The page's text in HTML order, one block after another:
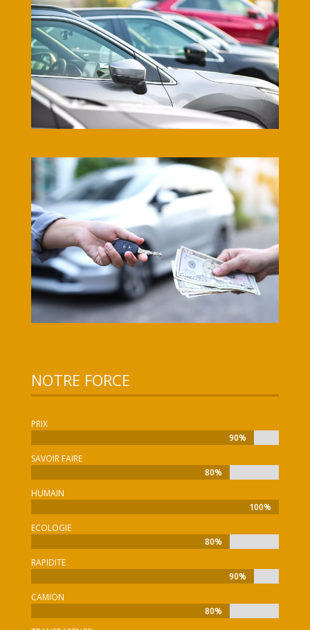
NOTRE FORCE
PRIX
90%
90%
SAVOIR FAIRE
80%
80%
HUMAIN
100%
100%
ECOLOGIE
80%
80%
RAPIDITE
90%
90%
CAMION
80%
80%